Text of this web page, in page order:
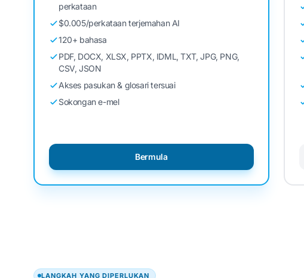
perkataan
$0.005/perkataan terjemahan AI
120+ bahasa
PDF, DOCX, XLSX, PPTX, IDML, TXT, JPG, PNG,
CSV, JSON
Akses pasukan & glosari tersuai
Sokongan e-mel
Bermula
LANGKAH YANG DIPERLUKAN